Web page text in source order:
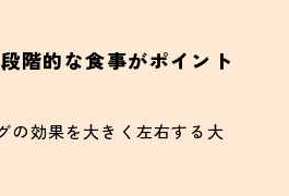
階的な食事がポイント
の効果を大きく左右する大